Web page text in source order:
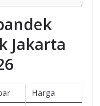
Jakarta
Harga